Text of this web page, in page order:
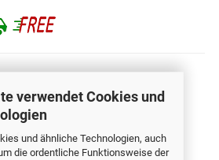
verwendet Cookies und
und ähnliche Technologien, auch
die ordentliche Funktionsweise der
420x425x508
Kiefer massiv